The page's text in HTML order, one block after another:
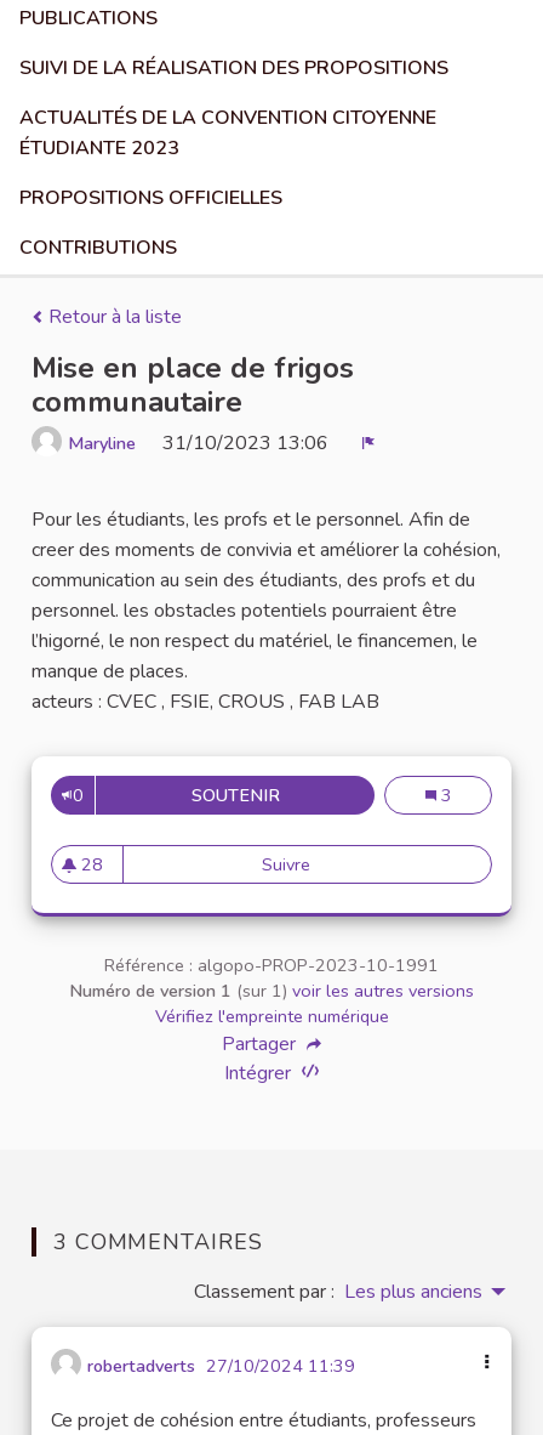
PUBLICATIONS
SUIVI DE LA RÉALISATION DES PROPOSITIONS
ACTUALITÉS DE LA CONVENTION CITOYENNE
ÉTUDIANTE 2023
PROPOSITIONS OFFICIELLES
CONTRIBUTIONS
Retour à la liste
Mise en place de frigos
communautaire
Maryline 31/10/2023 13:06
Pour les étudiants, les profs et le personnel. Afin de
creer des moments de convivia et améliorer la cohésion,
communication au sein des étudiants, des profs et du
personnel. les obstacles potentiels pourraient être
l’higorné, le non respect du matériel, le financemen, le
manque de places.
acteurs : CVEC , FSIE, CROUS , FAB LAB
0 SOUTENIRMISE EN PLACE DE FRIGOS
Mise en place
3
28
28 abonnés
Suivre Mise en place de frigos
Référence : algopo-PROP-2023-10-1991
Numéro de version 1 (sur 1) voir les autres versions
Vérifiez l'empreinte numérique
Partager
Intégrer
3 COMMENTAIRES
Classement par : Les plus anciens
robertadverts 27/10/2024 11:39
Ce projet de cohésion entre étudiants, professeurs